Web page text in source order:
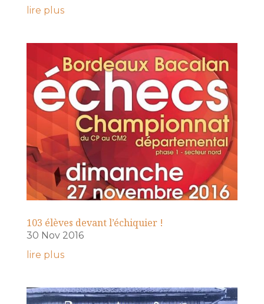
lire plus
103 élèves devant l’échiquier !
30 Nov 2016
lire plus